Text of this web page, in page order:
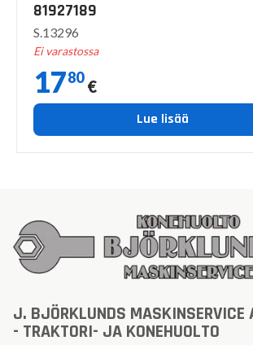
81927189
S.13296
Ei varastossa
1780 €
Lue lisää
J. BJÖRKLUNDS MASKINSERVICE
- TRAKTORI- JA KONEHUOLTO